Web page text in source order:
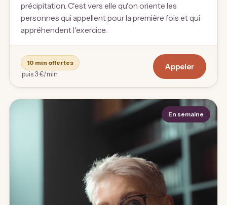
précipitation. C'est vers elle qu'on oriente les
personnes qui appellent pour la première fois et qui
appréhendent l'exercice.
10 min offertes
puis 3 €/min
Appeler
En semaine